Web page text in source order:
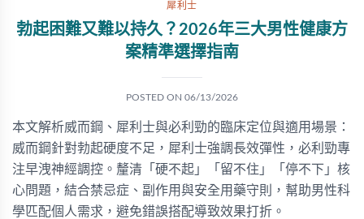
犀利士
勃起困難又難以持久？2026年三大男性健康方
案精準選擇指南
POSTED ON 06/13/2026
本文解析威而鋼、犀利士與必利勁的臨床定位與適用場景：
威而鋼針對勃起硬度不足，犀利士強調長效彈性，必利勁專
注早洩神經調控。釐清「硬不起」「留不住」「停不下」核
心問題，結合禁忌症、副作用與安全用藥守則，幫助男性科
學匹配個人需求，避免錯誤搭配導致效果打折。